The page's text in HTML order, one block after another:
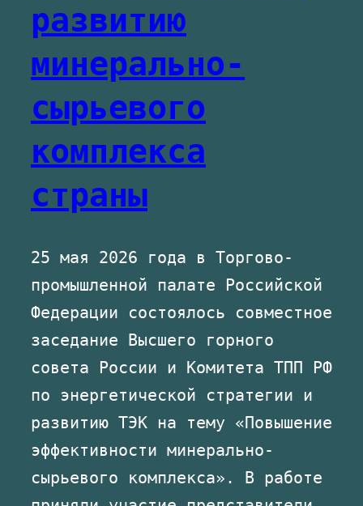
развитию
минерально-
сырьевого
комплекса
страны
25 мая 2026 года в Торгово-
промышленной палате Российской
Федерации состоялось совместное
заседание Высшего горного
совета России и Комитета ТПП РФ
по энергетической стратегии и
развитию ТЭК на тему «Повышение
эффективности минерально-
сырьевого комплекса». В работе